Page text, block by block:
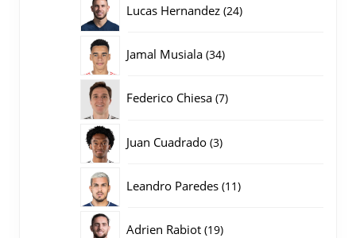
Lucas Hernandez 2424
Jamal Musiala 3434
Federico Chiesa 77
Juan Cuadrado 33
Leandro Paredes 1111
Adrien Rabiot 1919